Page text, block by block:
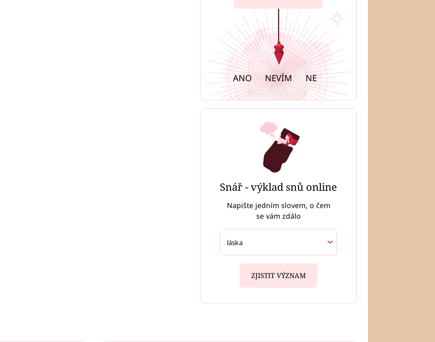
ANO NEVÍM NE
Snář - výklad snů online
Napište jedním slovem, o čem
se vám zdálo
ZJISTIT VÝZNAM